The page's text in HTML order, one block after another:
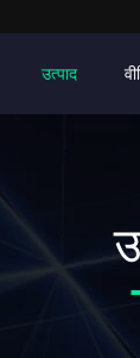
उत्पाद